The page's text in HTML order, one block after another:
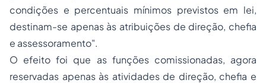
condições e percentuais mínimos previstos em lei,
destinam-se apenas às atribuições de direção, chefia
e assessoramento".
O efeito foi que as funções comissionadas, agora
reservadas apenas às atividades de direção, chefia e